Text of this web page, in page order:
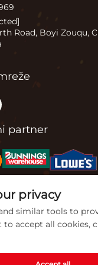
Pitanja
Road, Boyi Zouqu,
partner
privacy
similar tools to
accept all cookies,